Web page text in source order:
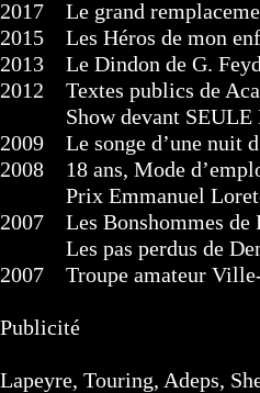
2017 Le grand
2015 Les Héros de mon
2013 Le Dindon de G.
2012 Textes publics de
Show devant SEULE
2009 Le songe d’une nuit
2008 18 ans, Mode
Prix Emmanuel
2007 Les Bonshommes de
Les pas perdus de
2007 Troupe amateur
Publicité
Lapeyre, Touring, Adeps,